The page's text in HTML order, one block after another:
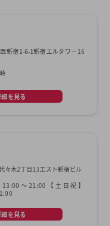
新宿1-6-1新宿エルタワー16
を見る
々木2丁目13エスト新宿ビル
13:00～21:00【土日祝】
を見る